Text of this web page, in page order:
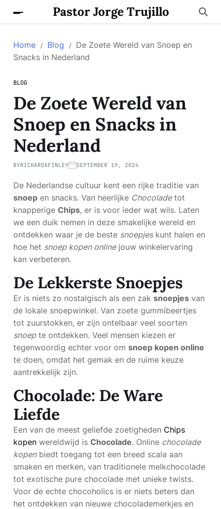
Pastor Jorge Trujillo
Home Blog
De Zoete Wereld van Snoep en
Snacks in Nederland
BLOG
De Zoete Wereld van
Snoep en Snacks in
Nederland
BYRICHARDAFINLEY SEPTEMBER 19, 2024
De Nederlandse cultuur kent een rijke traditie van
snoep en snacks. Van heerlijke Chocoladetot
knapperige Chips, er is voor ieder wat wils. Laten
we een duik nemen in deze smakelijke wereld en
ontdekken waar je de beste snoepjeskunt halen en
hoe het snoep kopen onlinejouw winkelervaring
kan verbeteren.
De Lekkerste Snoepjes
Er is niets zo nostalgisch als een zak snoepjes van
de lokale snoepwinkel. Van zoete gummibeertjes
tot zuurstokken, er zijn ontelbaar veel soorten
snoepte ontdekken. Veel mensen kiezen er
tegenwoordig echter voor om snoep kopen online
te doen, omdat het gemak en de ruime keuze
aantrekkelijk zijn.
Chocolade: De Ware
Liefde
Een van de meest geliefde zoetigheden Chips
kopen wereldwijd is Chocolade. Online chocolade
kopenbiedt toegang tot een breed scala aan
smaken en merken, van traditionele melkchocolade
tot exotische pure chocolade met unieke twists.
Voor de echte chocoholics is er niets beters dan
het ontdekken van nieuwe chocolademerkjes en